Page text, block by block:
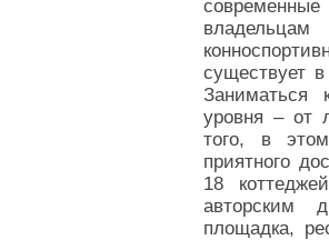
существует
Заниматься
уровня – от
того, в
приятного
18
авторским
площадка,